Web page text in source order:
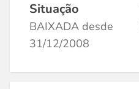
Situação
BAIXADA desde
31/12/2008